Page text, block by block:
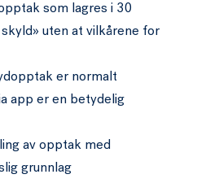
som lagres i 30
uten at vilkårene for
er normalt
app er en betydelig
av opptak med
grunnlag